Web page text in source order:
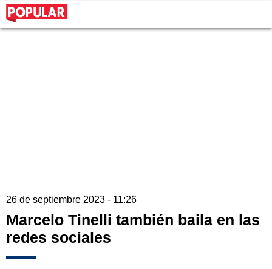
26 de septiembre 2023 - 11:26
Marcelo Tinelli también baila en las
redes sociales